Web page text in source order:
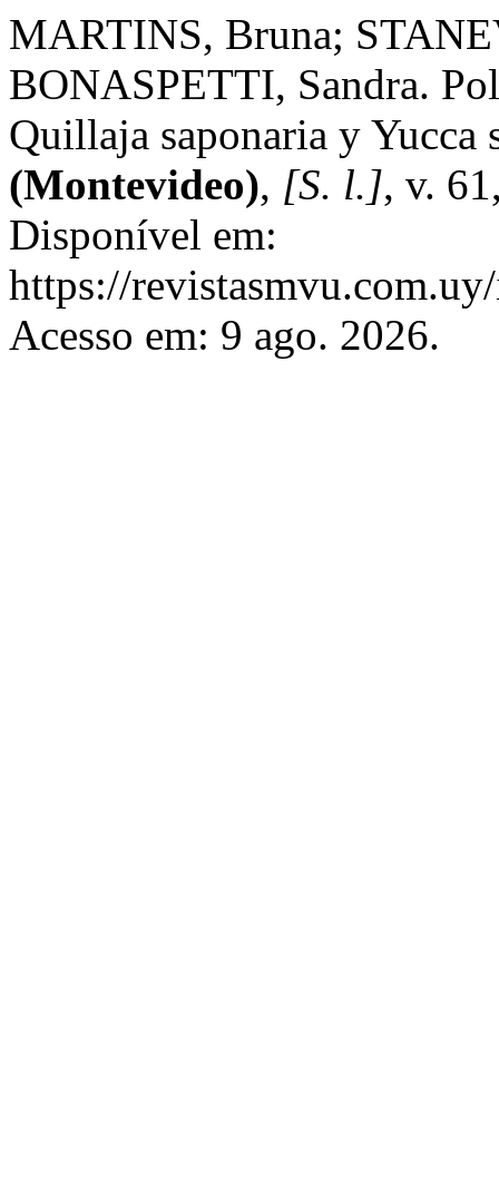
MARTINS, Bruna;
BONASPETTI, Sandra.
Quillaja saponaria y Yucca
(Montevideo), [S. l.], v.
Disponível em:
https://
Acesso em: 9 ago. 2026.